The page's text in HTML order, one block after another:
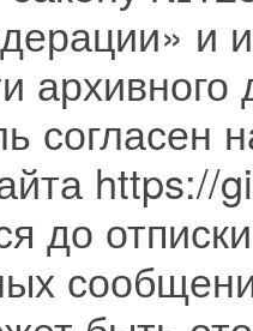
и
https://
до